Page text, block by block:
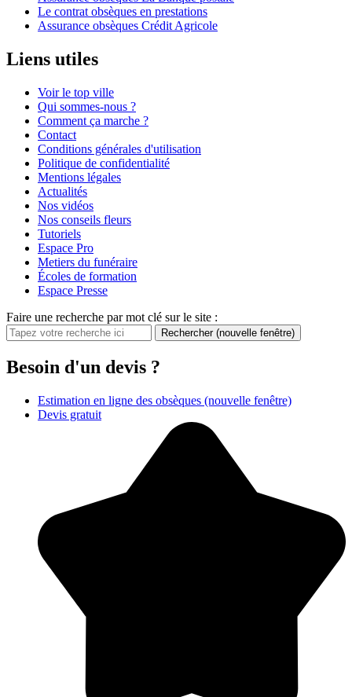
Le contrat obsèques en prestations
Assurance obsèques Crédit Agricole
Liens utiles
Voir le top ville
Qui sommes-nous ?
Comment ça marche ?
Contact
Conditions générales d'utilisation
Politique de confidentialité
Mentions légales
Actualités
Nos vidéos
Nos conseils fleurs
Tutoriels
Espace Pro
Metiers du funéraire
Écoles de formation
Espace Presse
Faire une recherche par mot clé sur le site :
Rechercher (nouvelle fenêtre)
Besoin d'un devis ?
Estimation en ligne des obsèques (nouvelle fenêtre)
Devis gratuit